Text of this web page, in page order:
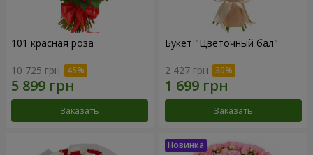
101 красная роза
10 725 грн
Заказать
Букет "Цветочный бал"
2 427 грн
Заказать